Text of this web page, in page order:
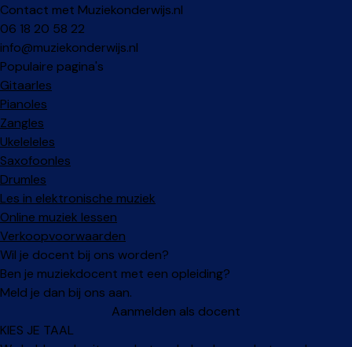
Contact met Muziekonderwijs.nl
06 18 20 58 22
info@muziekonderwijs.nl
Populaire pagina's
Gitaarles
Pianoles
Zangles
Ukeleleles
Saxofoonles
Drumles
Les in elektronische muziek
Online muziek lessen
Verkoopvoorwaarden
Wil je docent bij ons worden?
Ben je muziekdocent met een opleiding?
Meld je dan bij ons aan.
Aanmelden als docent
KIES JE TAAL